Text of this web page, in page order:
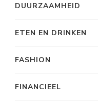
DUURZAAMHEID
ETEN EN DRINKEN
FASHION
FINANCIEEL